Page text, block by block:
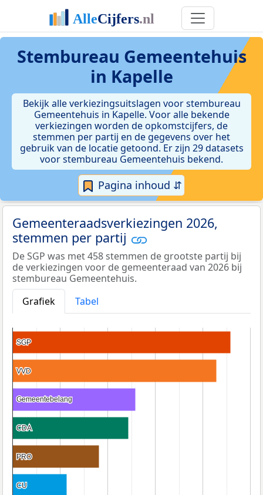
Stembureau Gemeentehuis
in Kapelle
Bekijk alle verkiezingsuitslagen voor stembureau
Gemeentehuis in Kapelle. Voor alle bekende
verkiezingen worden de opkomstcijfers, de
stemmen per partij en de gegevens over het
gebruik van de locatie getoond. Er zijn 29 datasets
voor stembureau Gemeentehuis bekend.
Pagina inhoud ⇵
Gemeenteraadsverkiezingen 2026,
stemmen per partij
De SGP was met 458 stemmen de grootste partij bij
de verkiezingen voor de gemeenteraad van 2026 bij
stembureau Gemeentehuis.
Grafiek
Tabel
SGP
SGP
VVD
VVD
Gemeentebelang
Gemeentebelang
CDA
CDA
PRO
PRO
CU
CU